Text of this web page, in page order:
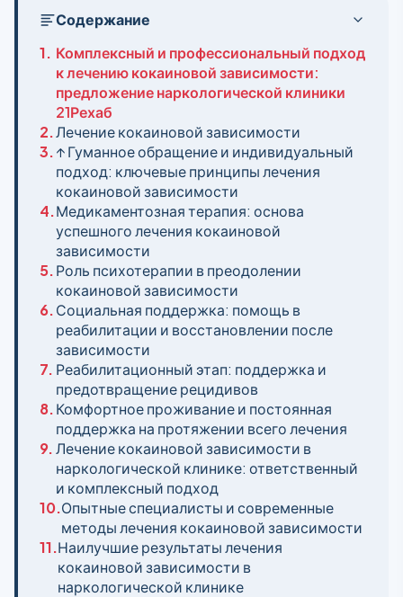
Содержание
1. Комплексный и профессиональный подход
к лечению кокаиновой зависимости:
предложение наркологической клиники
21Рехаб
2.Лечение кокаиновой зависимости
3.↑ Гуманное обращение и индивидуальный
подход: ключевые принципы лечения
кокаиновой зависимости
4.Медикаментозная терапия: основа
успешного лечения кокаиновой
зависимости
5.Роль психотерапии в преодолении
кокаиновой зависимости
6.Социальная поддержка: помощь в
реабилитации и восстановлении после
зависимости
7. Реабилитационный этап: поддержка и
предотвращение рецидивов
8.Комфортное проживание и постоянная
поддержка на протяжении всего лечения
9.Лечение кокаиновой зависимости в
наркологической клинике: ответственный
и комплексный подход
10.Опытные специалисты и современные
методы лечения кокаиновой зависимости
11.Наилучшие результаты лечения
кокаиновой зависимости в
наркологической клинике